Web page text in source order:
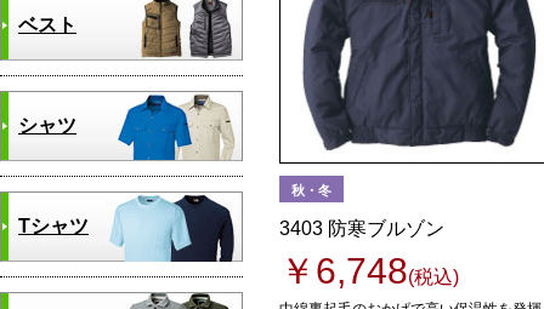
秋・冬
3403 防寒ブルゾン
￥6,748(税込)
ベスト
シャツ
Tシャツ